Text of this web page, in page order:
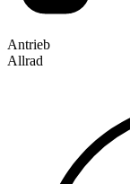
Antrieb
Allrad